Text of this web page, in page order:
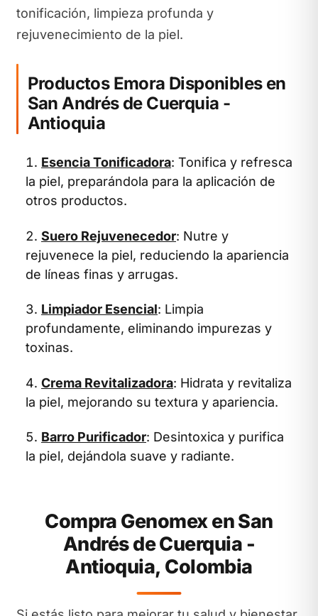
tonificación, limpieza profunda y
rejuvenecimiento de la piel.
Productos Emora Disponibles en
San Andrés de Cuerquia -
Antioquia
Esencia Tonificadora: Tonifica y refresca
la piel, preparándola para la aplicación de
otros productos.
Suero Rejuvenecedor: Nutre y
rejuvenece la piel, reduciendo la apariencia
de líneas finas y arrugas.
Limpiador Esencial: Limpia
profundamente, eliminando impurezas y
toxinas.
Crema Revitalizadora: Hidrata y revitaliza
la piel, mejorando su textura y apariencia.
Barro Purificador: Desintoxica y purifica
la piel, dejándola suave y radiante.
Compra Genomex en San
Andrés de Cuerquia -
Antioquia, Colombia